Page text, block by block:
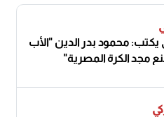
يكتب: محمود بدر الدين "الأب
مجد الكرة المصرية"